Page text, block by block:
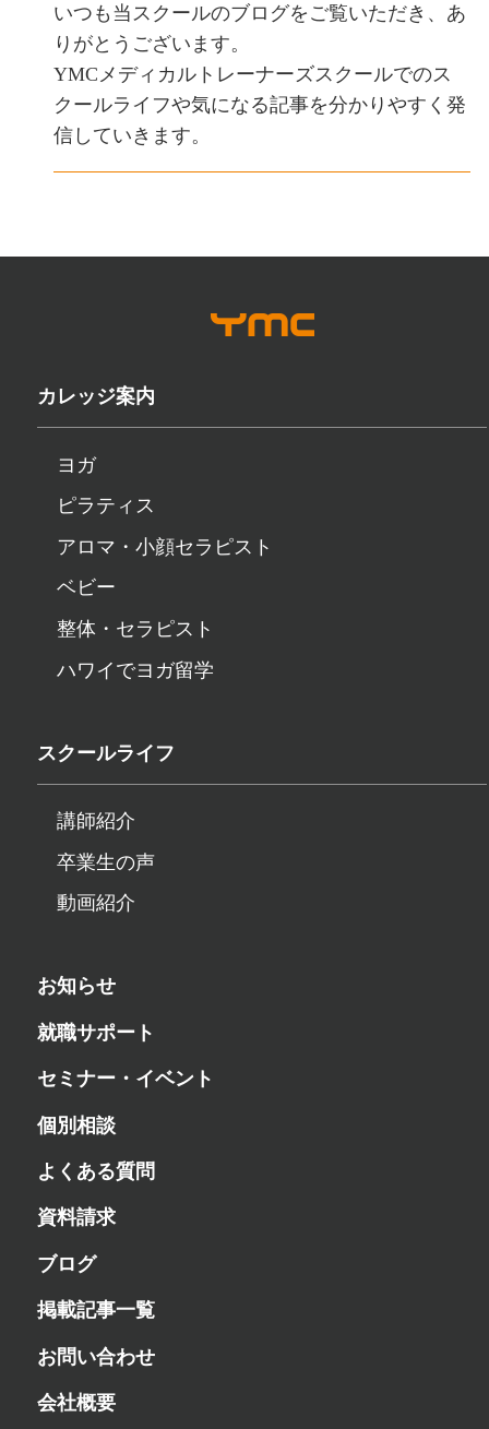
いつも当スクールのブログをご覧いただき、あ
りがとうございます。
YMCメディカルトレーナーズスクールでのス
クールライフや気になる記事を分かりやすく発
信していきます。
カレッジ案内
ヨガ
ピラティス
アロマ・小顔セラピスト
ベビー
整体・セラピスト
ハワイでヨガ留学
スクールライフ
講師紹介
卒業生の声
動画紹介
お知らせ
就職サポート
セミナー・イベント
個別相談
よくある質問
資料請求
ブログ
掲載記事一覧
お問い合わせ
会社概要